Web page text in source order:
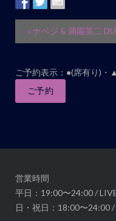
ベ
ト
ョ
ン
« ナベジ & 満園英二
ご予約表示：●(席有り)・
ご予約
営業時間
平日：19:00〜24:00 /
日・祝日：18:00〜24:00